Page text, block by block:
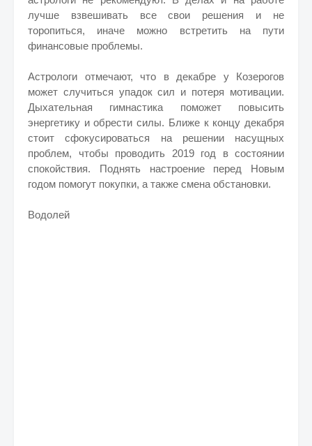
лучше взвешивать все свои решения и не
торопиться, иначе можно встретить на пути
финансовые проблемы.
Астрологи отмечают, что в декабре у Козерогов
может случиться упадок сил и потеря мотивации.
Дыхательная гимнастика поможет повысить
энергетику и обрести силы. Ближе к концу декабря
стоит сфокусироваться на решении насущных
проблем, чтобы проводить 2019 год в состоянии
спокойствия. Поднять настроение перед Новым
годом помогут покупки, а также смена обстановки.
Водолей